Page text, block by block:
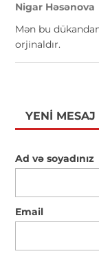
Nigar Həsənova
Mən bu
orjinaldır.
YENI MESAJ
Ad və soyadınız
Email